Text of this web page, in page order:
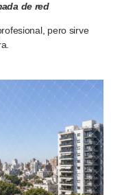
de red
pero sirve